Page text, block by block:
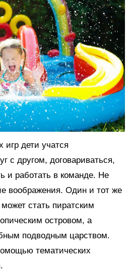
игр дети учатся
с другом, договариваться,
и работать в команде. Не
воображения. Один и тот же
стать пиратским
островом, а
подводным царством.
тематических